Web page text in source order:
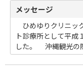
メッセージ
ひめゆりクリニッ
ト診療所として平成
した。 沖縄観光の